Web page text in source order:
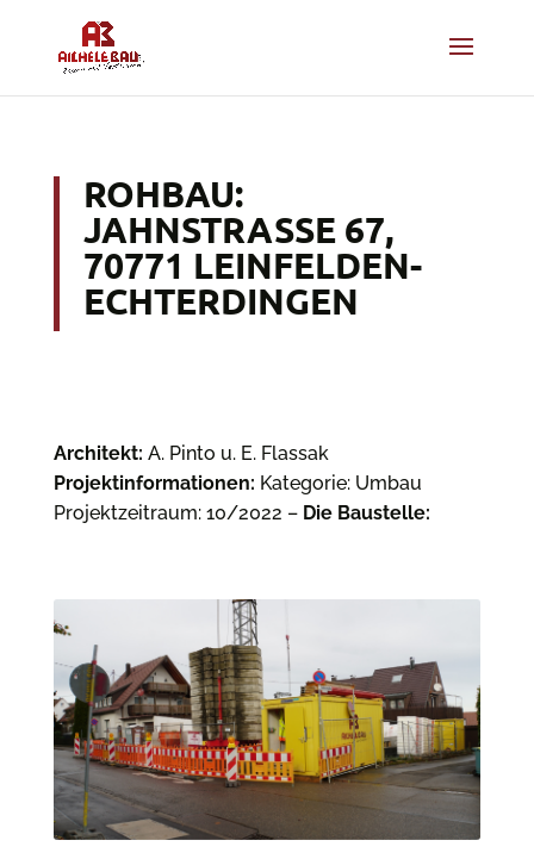
ROHBAU:
JAHNSTRASSE 67, 7
0771 LEINFELDEN-E
CHTERDINGEN
Architekt: A. Pinto u. E. Flassak
Projektinformationen: Kategorie: Umbau
Projektzeitraum: 10/2022 – Die Baustelle: